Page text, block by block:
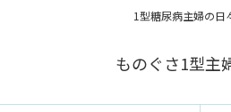
1型糖尿病主婦の日
ものぐさ1型主